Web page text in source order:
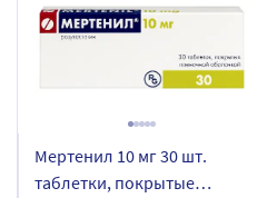
Мертенил 10 мг 30 шт.
таблетки, покрытые